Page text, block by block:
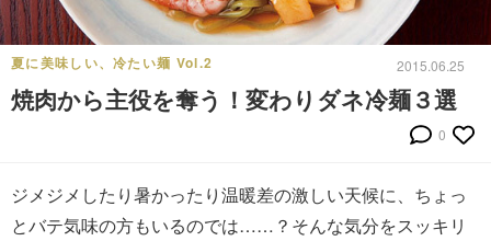
夏に美味しい、冷たい麺 Vol.2 2015.06.25
焼肉から主役を奪う！変わりダネ冷麺３選
0
ジメジメしたり暑かったり温暖差の激しい天候に、ちょっ
とバテ気味の方もいるのでは……？そんな気分をスッキリ